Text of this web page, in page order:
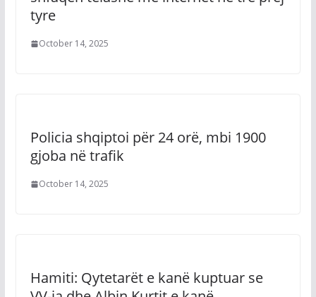
tyre
October 14, 2025
Policia shqiptoi për 24 orë, mbi 1900
gjoba në trafik
October 14, 2025
Hamiti: Qytetarët e kanë kuptuar se